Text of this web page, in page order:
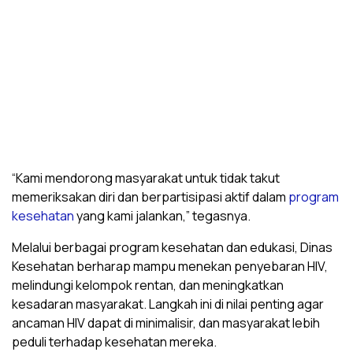
“Kami mendorong masyarakat untuk tidak takut
memeriksakan diri dan berpartisipasi aktif dalam program
kesehatanyang kami jalankan,” tegasnya.
Melalui berbagai program kesehatan dan edukasi, Dinas
Kesehatan berharap mampu menekan penyebaran HIV,
melindungi kelompok rentan, dan meningkatkan
kesadaran masyarakat. Langkah ini di nilai penting agar
ancaman HIV dapat di minimalisir, dan masyarakat lebih
peduli terhadap kesehatan mereka.